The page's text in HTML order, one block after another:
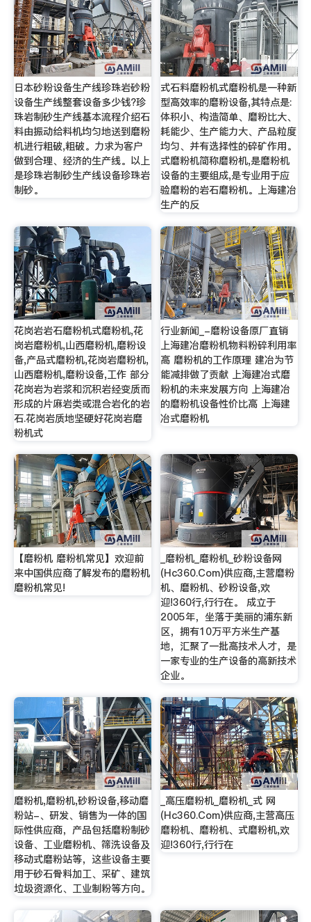
日本砂粉设备生产线珍珠岩砂粉
设备生产线整套设备多少钱?珍
珠岩制砂生产线基本流程介绍石
料由振动给料机均匀地送到磨粉
机进行粗破,粗破。力求为客户
做到合理、经济的生产线。以上
是珍珠岩制砂生产线设备珍珠岩
制砂。
式石料磨粉机式磨粉机是一种新
型高效率的磨粉设备,其特点是:
体积小、构造简单、磨粉比大、
耗能少、生产能力大、产品粒度
均匀、并有选择性的碎矿作用。
式磨粉机简称磨粉机,是磨粉机
设备的主要组成,是专业用于应
验磨粉的岩石磨粉机。上海建冶
生产的反
花岗岩岩石磨粉机式磨粉机,花
岗岩磨粉机,山西磨粉机,磨粉设
备,产品式磨粉机,花岗岩磨粉机,
山西磨粉机,磨粉设备,工作 部分
花岗岩为岩浆和沉积岩经变质而
形成的片麻岩类或混合岩化的岩
石.花岗岩质地坚硬好花岗岩磨
粉机式
行业新闻_-磨粉设备原厂直销
上海建冶磨粉机物料粉碎利用率
高 磨粉机的工作原理 建冶为节
能减排做了贡献 上海建冶式磨
粉机的未来发展方向 上海建冶
的磨粉机设备性价比高 上海建
冶式磨粉机
【磨粉机 磨粉机常见】欢迎前
来中国供应商了解发布的磨粉机
磨粉机常见!
_磨粉机_磨粉机_砂粉设备网
(Hc360.Com)供应商,主营磨粉
机、磨粉机、砂粉设备,欢
迎!360行,行行在。 成立于
2005年，坐落于美丽的浦东新
区，拥有10万平方米生产基
地，汇聚了一批高技术人才，是
一家专业的生产设备的高新技术
企业。
磨粉机,磨粉机,砂粉设备,移动磨
粉站-、研发、销售为一体的国
际性供应商，产品包括磨粉制砂
设备、工业磨粉机、筛洗设备及
移动式磨粉站等，这些设备主要
用于砂石骨料加工、采矿、建筑
垃圾资源化、工业制粉等方向。
_高压磨粉机_磨粉机_式 网
(Hc360.Com)供应商,主营高压
磨粉机、磨粉机、式磨粉机,欢
迎!360行,行行在